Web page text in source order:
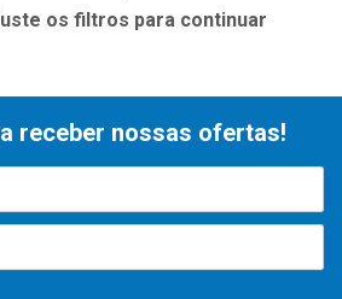
os filtros para continuar
receber nossas ofertas!